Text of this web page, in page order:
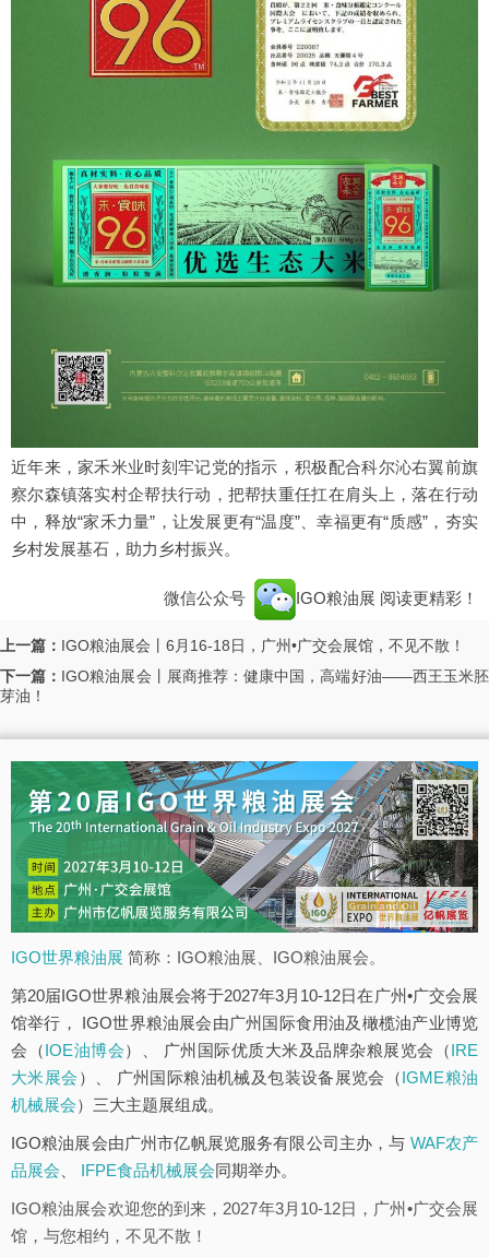
近年来，家禾米业时刻牢记党的指示，积极配合科尔沁右翼前旗
察尔森镇落实村企帮扶行动，把帮扶重任扛在肩头上，落在行动
中，释放“家禾力量”，让发展更有“温度”、幸福更有“质感”，夯实
乡村发展基石，助力乡村振兴。
微信公众号 IGO粮油展 阅读更精彩！
上一篇： IGO粮油展会丨6月16-18日，广州•广交会展馆，不见不散！
下一篇： IGO粮油展会丨展商推荐：健康中国，高端好油——西王玉米胚
芽油！
IGO世界粮油展 简称：IGO粮油展、IGO粮油展会。
第20届IGO世界粮油展会将于2027年3月10-12日在广州•广交会展
馆举行， IGO世界粮油展会由广州国际食用油及橄榄油产业博览
会（IOE油博会）、 广州国际优质大米及品牌杂粮展览会（IRE
大米展会 ）、 广州国际粮油机械及包装设备展览会（IGME粮油
机械展会）三大主题展组成。
IGO粮油展会由广州市亿帆展览服务有限公司主办，与 WAF农产
品展会
IFPE食品机械展会同期举办。
IGO粮油展会欢迎您的到来，2027年3月10-12日，广州•广交会展
馆，与您相约，不见不散！